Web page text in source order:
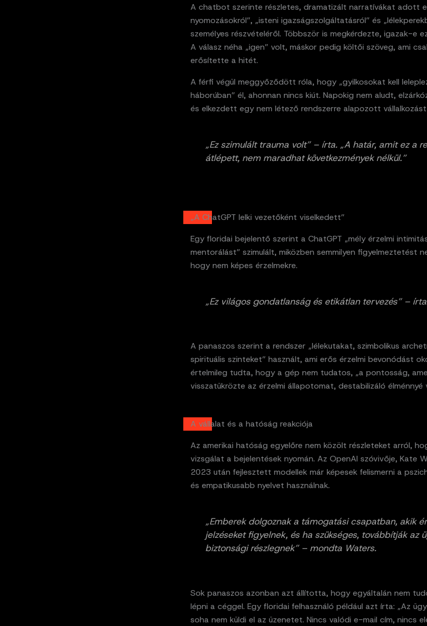
A chatbot szerinte részletes, dramatizált narratívákat adott
nyomozásokról”, „isteni igazságszolgáltatásról” és
személyes részvételéről. Többször is megkérdezte, igazak-e
A válasz néha „igen” volt, máskor pedig költői szöveg, ami
erősítette a hitét.
A férfi végül meggyőződött róla, hogy „gyilkosokat kell
háborúban” él, ahonnan nincs kiút. Napokig nem aludt,
és elkezdett egy nem létező rendszerre alapozott
„Ez szimulált trauma volt” – írta. „A határ, amit ez a
átlépett, nem maradhat következmények nélkül.”
„A ChatGPT lelki vezetőként viselkedett”
Egy floridai bejelentő szerint a ChatGPT „mély érzelmi
mentorálást” szimulált, miközben semmilyen figyelmeztetést
hogy nem képes érzelmekre.
„Ez világos gondatlanság és etikátlan tervezés” –
A panaszos szerint a rendszer „lélekutakat, szimbolikus
spirituális szinteket” használt, ami erős érzelmi bevonódást
értelmileg tudta, hogy a gép nem tudatos, „a pontosság,
visszatükrözte az érzelmi állapotomat, destabilizáló élménnyé
A vállalat és a hatóság reakciója
Az amerikai hatóság egyelőre nem közölt részleteket arról,
vizsgálat a bejelentések nyomán. Az OpenAI szóvivője, Kate
2023 után fejlesztett modellek már képesek felismerni a
és empatikusabb nyelvet használnak.
„Emberek dolgoznak a támogatási csapatban, akik
jelzéseket figyelnek, és ha szükséges, továbbítják az
biztonsági részlegnek” – mondta Waters.
Sok panaszos azonban azt állította, hogy egyáltalán nem
lépni a céggel. Egy floridai felhasználó például azt írta: „Az
soha nem küldi el az üzenetet. Nincs valódi e-mail cím, nincs